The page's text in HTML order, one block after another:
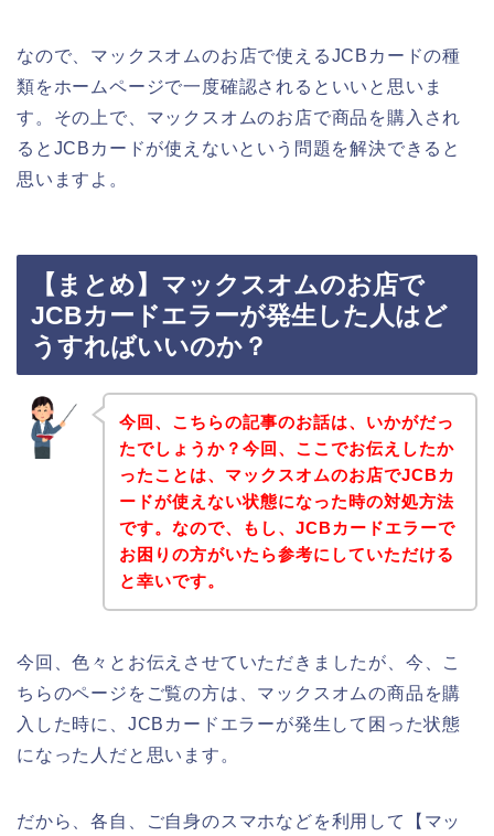
なので、マックスオムのお店で使えるJCBカードの種
類をホームページで一度確認されるといいと思いま
す。その上で、マックスオムのお店で商品を購入され
るとJCBカードが使えないという問題を解決できると
思いますよ。
【まとめ】マックスオムのお店で
JCBカードエラーが発生した人はど
うすればいいのか？
今回、こちらの記事のお話は、いかがだっ
たでしょうか？今回、ここでお伝えしたか
ったことは、マックスオムのお店でJCBカ
ードが使えない状態になった時の対処方法
です。なので、もし、JCBカードエラーで
お困りの方がいたら参考にしていただける
と幸いです。
今回、色々とお伝えさせていただきましたが、今、こ
ちらのページをご覧の方は、マックスオムの商品を購
入した時に、JCBカードエラーが発生して困った状態
になった人だと思います。
だから、各自、ご自身のスマホなどを利用して【マッ